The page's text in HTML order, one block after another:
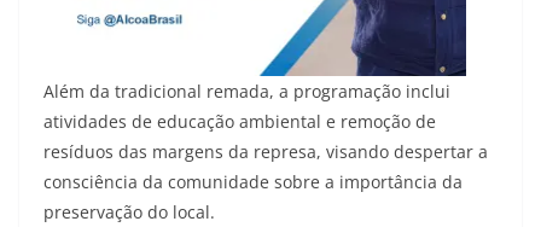
Além da tradicional remada, a programação inclui
atividades de educação ambiental e remoção de
resíduos das margens da represa, visando despertar a
consciência da comunidade sobre a importância da
preservação do local.